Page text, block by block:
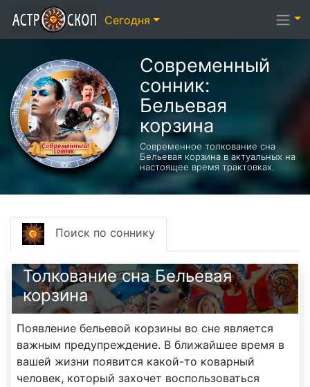
Современный
сонник:
Бельевая
корзина
Современное толкование сна
Бельевая корзина в актуальных на
настоящее время трактовках.
Поиск по соннику
Толкование сна Бельевая
корзина
Появление бельевой корзины во сне является
важным предупреждение. В ближайшее время в
вашей жизни появится какой-то коварный
человек, который захочет воспользоваться
Сегодня